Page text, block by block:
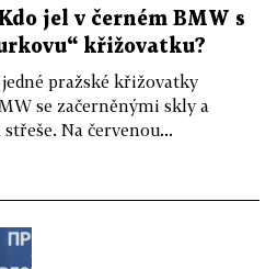
jel v černém BMW s
křižovatku?
pražské křižovatky
se začerněnými skly a
Na červenou...